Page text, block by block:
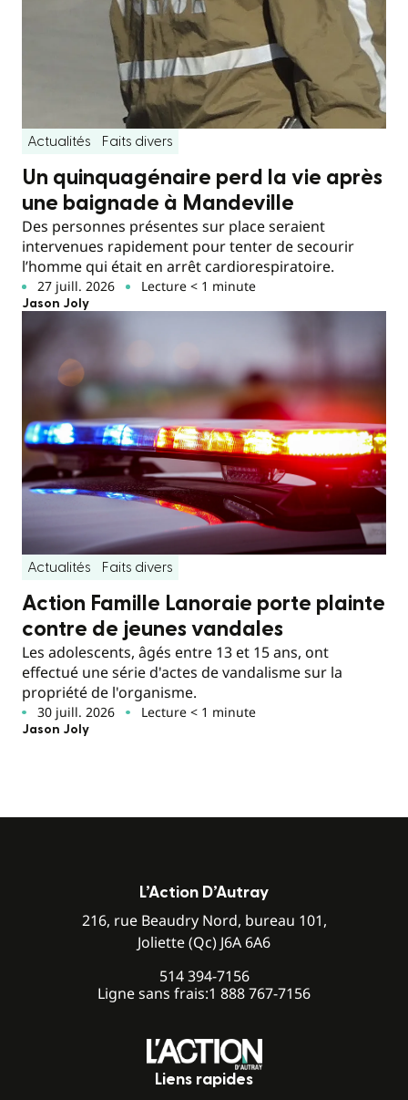
Actualités Faits divers
Un quinquagénaire perd la vie après
une baignade à Mandeville
Des personnes présentes sur place seraient
intervenues rapidement pour tenter de secourir
l’homme qui était en arrêt cardiorespiratoire.
27 juill. 2026 Lecture < 1 minute
Jason Joly
Actualités Faits divers
Action Famille Lanoraie porte plainte
contre de jeunes vandales
Les adolescents, âgés entre 13 et 15 ans, ont
effectué une série d'actes de vandalisme sur la
propriété de l'organisme.
30 juill. 2026 Lecture < 1 minute
Jason Joly
L’Action D’Autray
216, rue Beaudry Nord, bureau 101,
Joliette (Qc) J6A 6A6
514 394-7156
Ligne sans frais:1 888 767-7156
Liens rapides